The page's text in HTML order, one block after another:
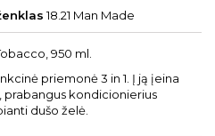
18.21 Man Made
950 ml.
priemonė 3 in 1. Į ją įeina
prabangus kondicionierius
dušo želė.